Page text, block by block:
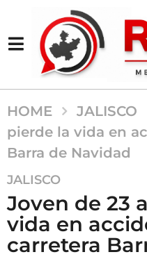
HOME JALISCO
pierde la vida en
Barra de Navidad
1
0
m
e
s
JALISCO
Joven de 23
vida en
carretera